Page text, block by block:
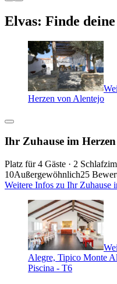
Elvas: Finde
Herzen von Alentejo
Ihr Zuhause im
Platz für 4 Gäste · 2
10Außergewöhnlich25
Weitere Infos zu Ihr Zuhause
Alegre, Tipico Monte
Piscina - T6